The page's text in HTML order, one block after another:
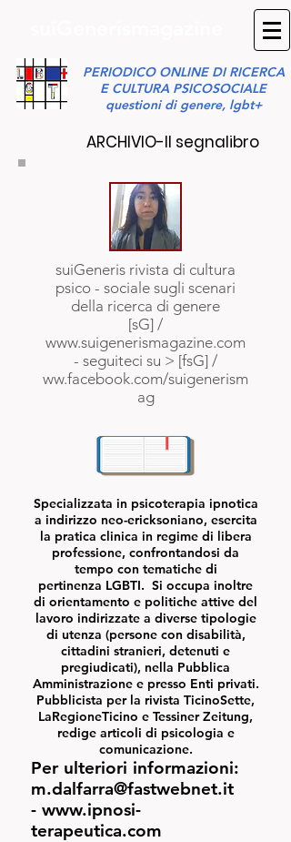
PERIODICO ONLINE DI RICERCA
E CULTURA PSICOSOCIALE
questioni di genere, lgbt+
ARCHIVIO-Il segnalibro
suiGeneris rivista di cultura
psico - sociale sugli scenari
della ricerca di genere
[sG] /
www.suigenerismagazine.com
- seguiteci su > [fsG] /
ww.facebook.com/suigenerism
ag
Specializzata in psicoterapia ipnotica
a indirizzo neo-ericksoniano, esercita
la pratica clinica in regime di libera
professione, confrontandosi da
tempo con tematiche di
pertinenza LGBTI. Si occupa inoltre
di orientamento e politiche attive del
lavoro indirizzate a diverse tipologie
di utenza (persone con disabilità,
cittadini stranieri, detenuti e
pregiudicati), nella Pubblica
Amministrazione e presso Enti privati.
Pubblicista per la rivista TicinoSette,
LaRegioneTicino e Tessiner Zeitung,
redige articoli di psicologia e
comunicazione.
Per ulteriori informazioni:
m.dalfarra@fastwebnet.it
- www.ipnosi-
terapeutica.com